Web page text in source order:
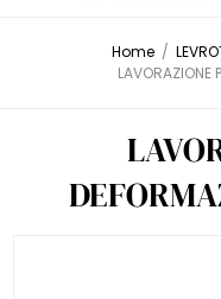
Home /
LAVORAZIONE